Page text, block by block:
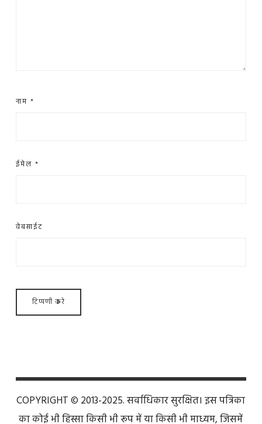
नाम *
ईमेल *
वेबसाईट
COPYRIGHT © 2013-2025. सर्वाधिकार सुरक्षित। इस पत्रिका
का कोई भी हिस्सा किसी भी रूप में या किसी भी माध्यम, जिसमें